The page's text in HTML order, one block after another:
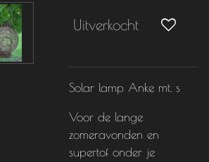
Uitverkocht
Solar lamp Anke mt. s
Voor de lange
zomeravonden en
supertof onder je